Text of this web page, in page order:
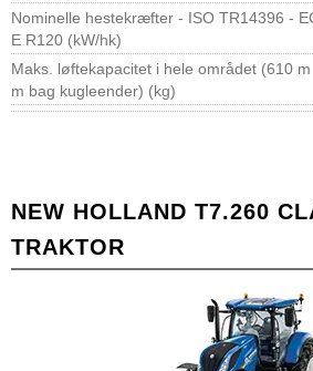
Nominelle hestekræfter - ISO TR14396 -
E R120 (kW/hk)
Maks. løftekapacitet i hele området (610 m
m bag kugleender) (kg)
NEW HOLLAND T7.260
TRAKTOR